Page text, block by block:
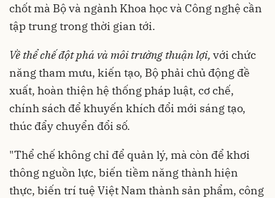
chốt mà Bộ và ngành Khoa học và Công nghệ cần
tập trung trong thời gian tới.
Về thểchếđột phávà môi trường thuậnlợi, với chức
năng tham mưu, kiến tạo, Bộ phải chủ động đề
xuất, hoàn thiện hệ thống pháp luật, cơ chế,
chính sách để khuyến khích đổi mới sáng tạo,
thúc đẩy chuyển đổi số.
"Thể chế không chỉ để quản lý, mà còn để khơi
thông nguồn lực, biến tiềm năng thành hiện
thực, biến trí tuệ Việt Nam thành sản phẩm, công